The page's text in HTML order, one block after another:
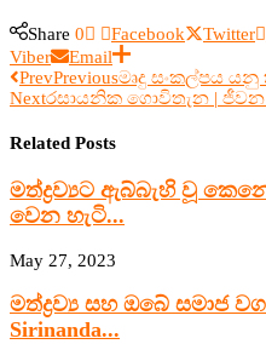
Share 0 Facebook Twitter
Viber
Email
PrevPreviousමෘදු සංකල්පය යනු
Nextරසායනික ගොවිතැන | ජීවන
Related Posts
මත්ද්‍රව්‍යට ඇබ්බැහි වූ
වෙන හැටි...
May 27, 2023
මත්ද්‍රව්‍ය සහ ඔබේ සමාජ
Sirinanda...